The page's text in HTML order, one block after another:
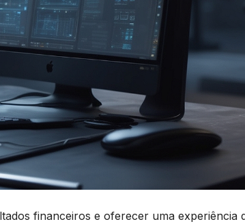
financeiros e oferecer uma experiência